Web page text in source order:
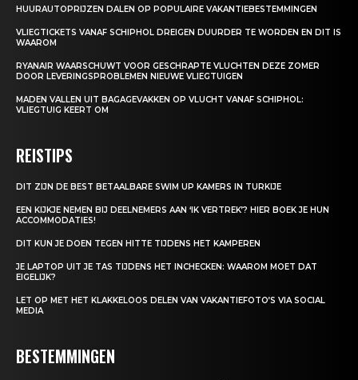
HUURAUTOPRIJZEN DALEN OP POPULAIRE VAKANTIEBESTEMMINGEN
VLIEGTICKETS VANAF SCHIPHOL DREIGEN DUURDER TE WORDEN EN DIT IS
WAAROM
RYANAIR WAARSCHUWT VOOR GESCHRAPTE VLUCHTEN DEZE ZOMER
DOOR LEVERINGSPROBLEMEN NIEUWE VLIEGTUIGEN
MADEN VALLEN UIT BAGAGEVAKKEN OP VLUCHT VANAF SCHIPHOL:
VLIEGTUIG KEERT OM
REISTIPS
DIT ZIJN DE BEST BETAALBARE SWIM UP KAMERS IN TURKIJE
EEN KIJKJE NEMEN BIJ DEELNEMERS AAN ‘IK VERTREK’? HIER BOEK JE HUN
ACCOMMODATIES!
DIT KUN JE DOEN TEGEN HITTE TIJDENS HET KAMPEREN
JE LAPTOP UIT JE TAS TIJDENS HET INCHECKEN: WAAROM MOET DAT
EIGELIJK?
LET OP MET HET KLAKKELOOS DELEN VAN VAKANTIEFOTO’S VIA SOCIAL
MEDIA
BESTEMMINGEN